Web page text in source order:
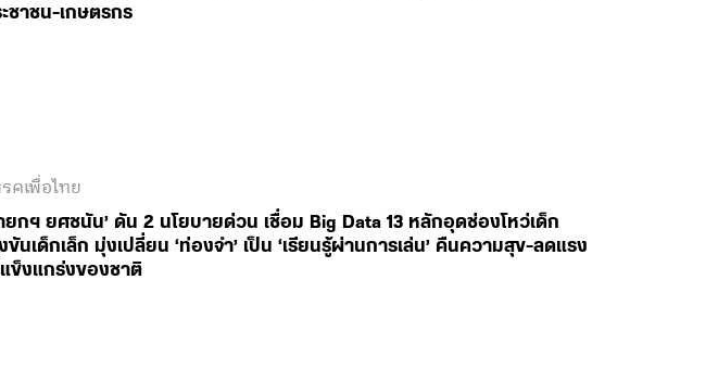
ชาชน-เกษตรกร
คเพื่อไทย
กฯ ยศชนัน’ ดัน 2 นโยบายด่วน เชื่อม Big Data 13 หลักอุดช่องโหว่เด็ก
เด็กเล็ก มุ่งเปลี่ยน ‘ท่องจำ’ เป็น ‘เรียนรู้ผ่านการเล่น’ คืนความสุข-ลดแรง
ข็งแกร่งของชาติ